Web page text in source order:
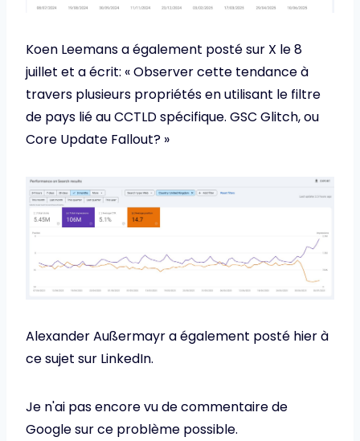
Koen Leemans a également posté sur X le 8
juillet et a écrit: « Observer cette tendance à
travers plusieurs propriétés en utilisant le filtre
de pays lié au CCTLD spécifique. GSC Glitch, ou
Core Update Fallout? »
Alexander Außermayr a également posté hier à
ce sujet sur LinkedIn.
Je n'ai pas encore vu de commentaire de
Google sur ce problème possible.